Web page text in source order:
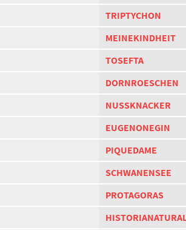
TRIPTYCHON
MEINEKINDHEIT
TOSEFTA
DORNROESCHEN
NUSSKNACKER
EUGENONEGIN
PIQUEDAME
SCHWANENSEE
PROTAGORAS